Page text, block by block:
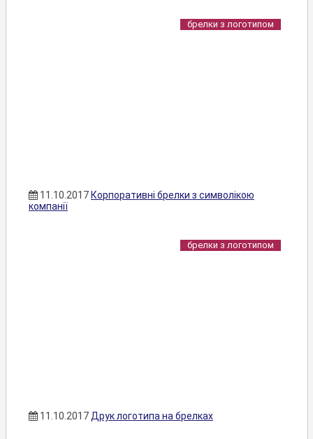
брелки з логотипом
11.10.2017 Корпоративні брелки з символікою
компанії
брелки з логотипом
11.10.2017 Друк логотипа на брелках